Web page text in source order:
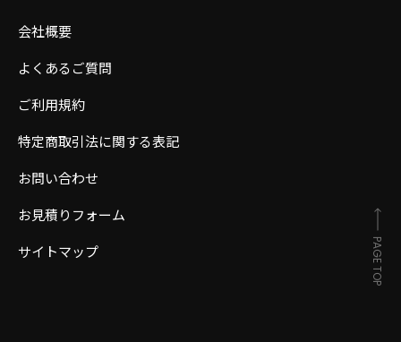
会社概要
よくあるご質問
ご利用規約
特定商取引法に関する表記
お問い合わせ
お見積りフォーム
サイトマップ
PAGE TOP